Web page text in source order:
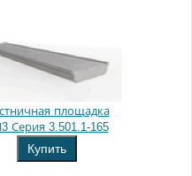
площадка
Серия 3.501.1-165
Купить